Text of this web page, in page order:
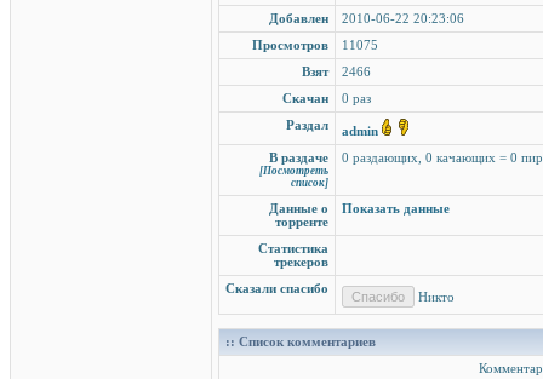
Добавлен
2010-06-22 20:23:06
Просмотров
11075
Взят
2466
Скачан
0 раз
Раздал
admin
В раздаче
[Посмотреть
список]
0 раздающих, 0 качающих = 0
Данные о
торренте
Показать данные
Статистика
трекеров
Сказали спасибо
Никто
:: Список комментариев